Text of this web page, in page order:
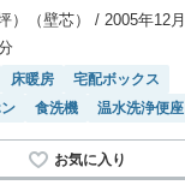
）（壁芯）
/ 2005年12月
床暖房
宅配ボックス
食洗機 温水洗浄便座